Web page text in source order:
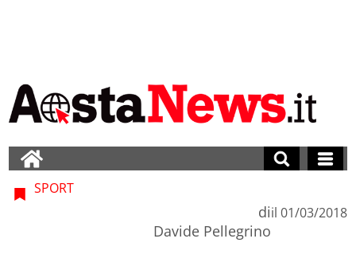
SPORT
di
Davide Pellegrino
il 01/03/2018